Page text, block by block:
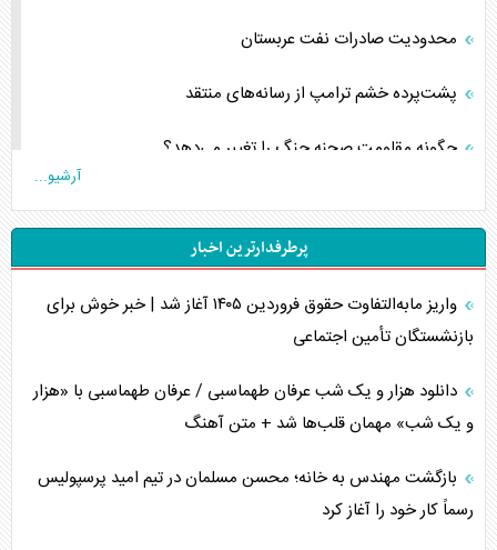
محدودیت صادرات نفت عربستان
پشت‌پرده خشم ترامپ از رسانه‌های منتقد
چگونه مقاومت صحنه جنگ را تغییر می‌دهد؟
جنگ رمضان و معضل حضور نظامیان آمریکایی
تحلیل جامع پدیده تراستی‌ها
تأثیر جنگ ایران و آمریکا بر اقتصاد جهانی
اربعین، کابوس مشترک تل‌آویو-واشنگتن
برنامه هفتم توسعه در نقطه کور سیاستگذاری
کنوانسیون دریای خزر در راستای منافع ملی است؟
آرشیو...
پرطرفدارترین اخبار
واریز مابه‌التفاوت حقوق فروردین ۱۴۰۵ آغاز شد | خبر خوش برای
بازنشستگان تأمین اجتماعی
دانلود هزار و یک شب عرفان طهماسبی / عرفان طهماسبی با «هزار
و یک شب» مهمان قلب‌ها شد + متن آهنگ
بازگشت مهندس به خانه؛ محسن مسلمان در تیم امید پرسپولیس
رسماً کار خود را آغاز کرد